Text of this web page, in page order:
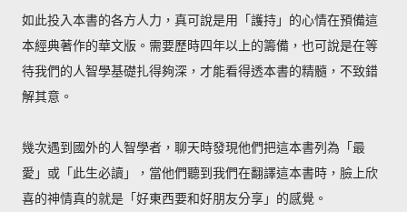
如此投入本書的各方人力，真可說是用「護持」的心情在預備這
本經典著作的華文版。需要歷時四年以上的籌備，也可說是在等
待我們的人智學基礎扎得夠深，才能看得透本書的精髓，不致錯
解其意。
幾次遇到國外的人智學者，聊天時發現他們把這本書列為「最
愛」或「此生必讀」，當他們聽到我們在翻譯這本書時，臉上欣
喜的神情真的就是「好東西要和好朋友分享」的感覺。